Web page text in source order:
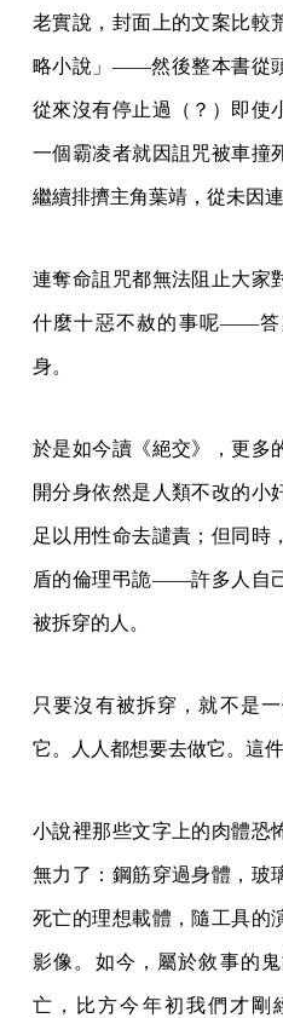
老實說，封面上的文案比較
略小說」——然後整本書從
從來沒有停止過（？）即使
一個霸凌者就因詛咒被車撞
繼續排擠主角葉靖，從未因
連奪命詛咒都無法阻止大家
什麼十惡不赦的事呢——答
身。
於是如今讀《絕交》，更多
開分身依然是人類不改的小
足以用性命去譴責；但同時
盾的倫理弔詭——許多人自
被拆穿的人。
只要沒有被拆穿，就不是
它。人人都想要去做它。這
小說裡那些文字上的肉體恐
無力了：鋼筋穿過身體，玻
死亡的理想載體，隨工具的
影像。如今，屬於敘事的
亡，比方今年初我們才